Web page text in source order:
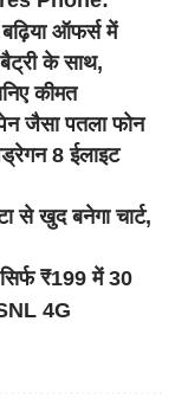
बढ़िया ऑफर्स में
के साथ,
कीमत
जैसा पतला फोन
8 ईलाइट
से खुद बनेगा चार्ट,
₹199 में 30
4G